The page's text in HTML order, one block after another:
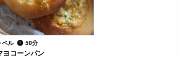
ベル 50分
ヨコーンパン